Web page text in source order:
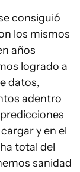
consiguió
los mismos
años
logrado a
datos,
adentro
y en el
total del
sanidad